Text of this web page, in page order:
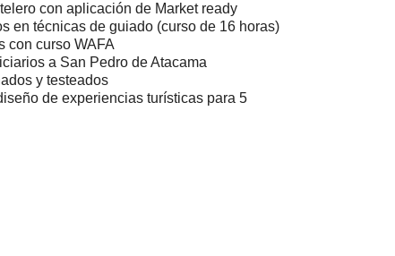
con aplicación de Market ready
en técnicas de guiado (curso de 16 horas)
con curso WAFA
a San Pedro de Atacama
y testeados
de experiencias turísticas para 5